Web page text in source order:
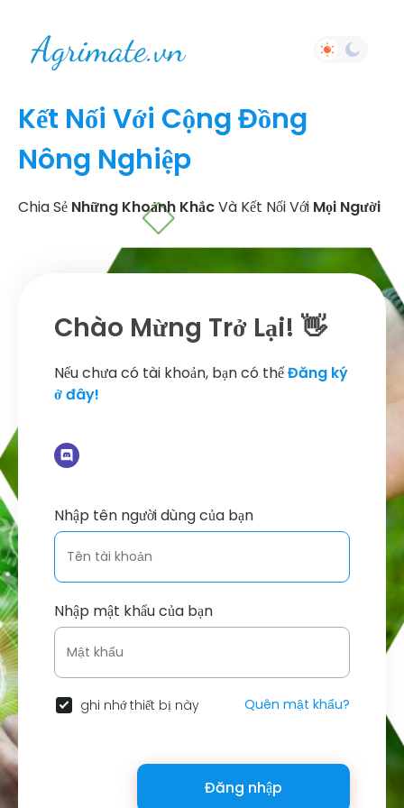
Kết Nối Với Cộng Đồng
Nông Nghiệp
Chia Sẻ Những Khoảnh KhắcVà Kết Nối Với Mọi Người
Chào Mừng Trở Lại! 👋
Nếu chưa có tài khoản, bạn có thểĐăng ký
ở đây!
Nhập tên người dùng của bạn
Nhập mật khẩu của bạn
ghi nhớ thiết bị này Quên mật khẩu?
Đăng nhập